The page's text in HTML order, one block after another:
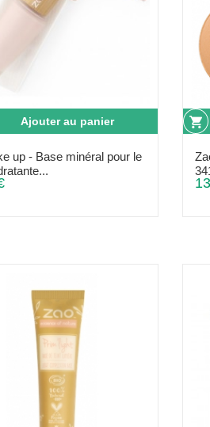
Ajouter au panier
up - Base minéral pour le